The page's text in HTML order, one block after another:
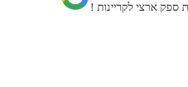
ספק ארצי לקריינות !